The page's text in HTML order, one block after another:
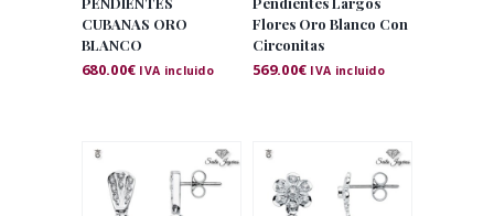
CUBANAS ORO
BLANCO
680.00€ IVA incluido
Flores Oro Blanco Con
Circonitas
569.00€ IVA incluido